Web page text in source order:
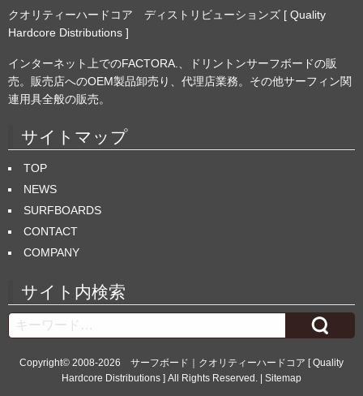
クオリティーハードコア ディストリビューションズ [ Quality
Hardcore Distributions ]
インターネット上でのFACTORA.、ドリントンサーフボードの販
売。販売店へのOEM製品卸売り、代理店業務。その他サーフィン関
連用具全般の販売。
サイトマップ
TOP
NEWS
SURFBOARDS
CONTACT
COMPANY
サイト内検索
Search
Copyright© 2008-2026 サーフボード｜クオリティーハードコア [ Quality
Hardcore Distributions ] All Rights Reserved. | Sitemap